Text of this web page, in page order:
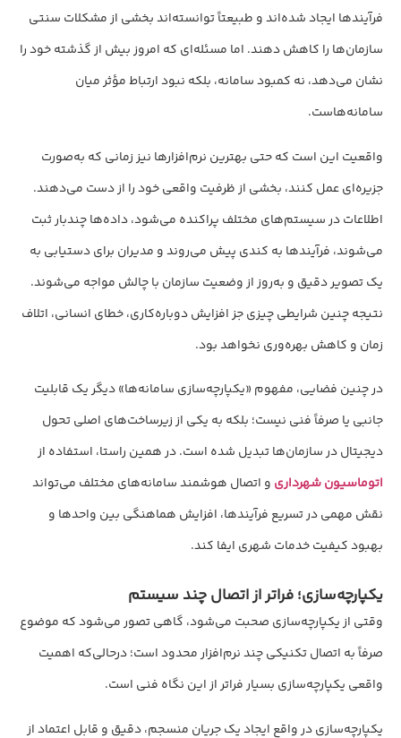
فرآیندها ایجاد شده‌اند و طبیعتاً توانسته‌اند بخشی از مشکلات سنتی
سازمان‌ها را کاهش دهند. اما مسئله‌ای که امروز بیش از گذشته خود را
نشان می‌دهد، نه کمبود سامانه، بلکه نبود ارتباط مؤثر میان
سامانه‌هاست.
واقعیت این است که حتی بهترین نرم‌افزارها نیز زمانی که به‌صورت
جزیره‌ای عمل کنند، بخشی از ظرفیت واقعی خود را از دست می‌دهند.
اطلاعات در سیستم‌های مختلف پراکنده می‌شود، داده‌ها چندبار ثبت
می‌شوند، فرآیندها به کندی پیش می‌روند و مدیران برای دستیابی به
یک تصویر دقیق و به‌روز از وضعیت سازمان با چالش مواجه می‌شوند.
نتیجه چنین شرایطی چیزی جز افزایش دوباره‌کاری، خطای انسانی، اتلاف
زمان و کاهش بهره‌وری نخواهد بود.
در چنین فضایی، مفهوم «یکپارچه‌سازی سامانه‌ها» دیگر یک قابلیت
جانبی یا صرفاً فنی نیست؛ بلکه به یکی از زیرساخت‌های اصلی تحول
دیجیتال در سازمان‌ها تبدیل شده است. در همین راستا، استفاده از
اتوماسیون شهرداری و اتصال هوشمند سامانه‌های مختلف می‌تواند
نقش مهمی در تسریع فرآیندها، افزایش هماهنگی بین واحدها و
بهبود کیفیت خدمات شهری ایفا کند.
یکپارچه‌سازی؛ فراتر از اتصال چند سیستم
وقتی از یکپارچه‌سازی صحبت می‌شود، گاهی تصور می‌شود که موضوع
صرفاً به اتصال تکنیکی چند نرم‌افزار محدود است؛ درحالی‌که اهمیت
واقعی یکپارچه‌سازی بسیار فراتر از این نگاه فنی است.
یکپارچه‌سازی در واقع ایجاد یک جریان منسجم، دقیق و قابل اعتماد از